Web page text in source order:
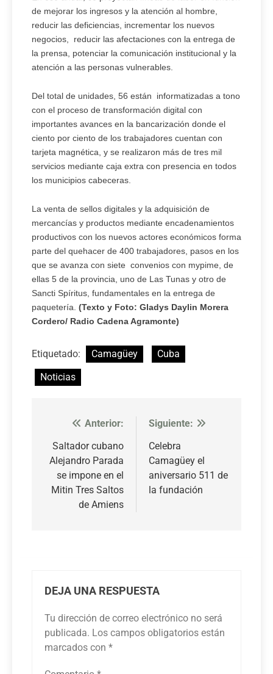
de mejorar los ingresos y la atención al hombre,
reducir las deficiencias, incrementar los nuevos
negocios, reducir las afectaciones con la entrega de
la prensa, potenciar la comunicación institucional y la
atención a las personas vulnerables.
Del total de unidades, 56 están informatizadas a tono
con el proceso de transformación digital con
importantes avances en la bancarización donde el
ciento por ciento de los trabajadores cuentan con
tarjeta magnética, y se realizaron más de tres mil
servicios mediante caja extra con presencia en todos
los municipios cabeceras.
La venta de sellos digitales y la adquisición de
mercancías y productos mediante encadenamientos
productivos con los nuevos actores económicos forma
parte del quehacer de 400 trabajadores, pasos en los
que se avanza con siete convenios con mypime, de
ellas 5 de la provincia, uno de Las Tunas y otro de
Sancti Spíritus, fundamentales en la entrega de
paquetería. (Texto y Foto: Gladys Daylin Morera
Cordero/ Radio Cadena Agramonte)
Etiquetado: Camagüey
Cuba
Noticias
Navegación
de
entradas
Anterior:
Saltador cubano
Alejandro Parada
se impone en el
Mitin Tres Saltos
de Amiens
Siguiente:
Celebra
Camagüey el
aniversario 511 de
la fundación
DEJA UNA RESPUESTA
Tu dirección de correo electrónico no será
publicada. Los campos obligatorios están
marcados con *